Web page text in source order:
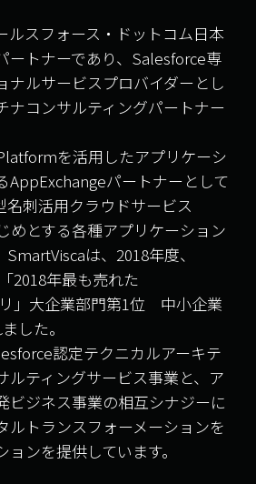
ルスフォース・ドットコム日本
ートナーであり、Salesforce専
ナルサービスプロバイダーとし
ナコンサルティングパートナー
を活用したアプリケーシ
AppExchangeパートナーとして
名刺活用クラウドサービス
めとする各種アプリケーション
は、2018年度、
2018年最も売れた
」大企業部門第1位 中小企業
した。
認定テクニカルアーキテ
ルティングサービス事業と、ア
ビジネス事業の相互シナジーに
ルトランスフォーメーションを
ンを提供しています。